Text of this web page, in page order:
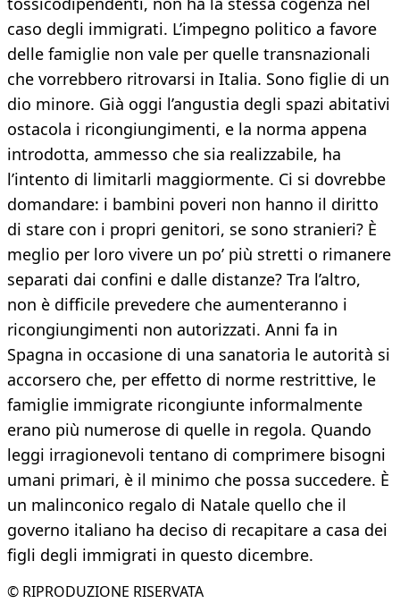
caso degli immigrati. L’impegno politico a favore
delle famiglie non vale per quelle transnazionali
che vorrebbero ritrovarsi in Italia. Sono figlie di un
dio minore. Già oggi l’angustia degli spazi abitativi
ostacola i ricongiungimenti, e la norma appena
introdotta, ammesso che sia realizzabile, ha
l’intento di limitarli maggiormente. Ci si dovrebbe
domandare: i bambini poveri non hanno il diritto
di stare con i propri genitori, se sono stranieri? È
meglio per loro vivere un po’ più stretti o rimanere
separati dai confini e dalle distanze? Tra l’altro,
non è difficile prevedere che aumenteranno i
ricongiungimenti non autorizzati. Anni fa in
Spagna in occasione di una sanatoria le autorità si
accorsero che, per effetto di norme restrittive, le
famiglie immigrate ricongiunte informalmente
erano più numerose di quelle in regola. Quando
leggi irragionevoli tentano di comprimere bisogni
umani primari, è il minimo che possa succedere. È
un malinconico regalo di Natale quello che il
governo italiano ha deciso di recapitare a casa dei
figli degli immigrati in questo dicembre.
© RIPRODUZIONE RISERVATA